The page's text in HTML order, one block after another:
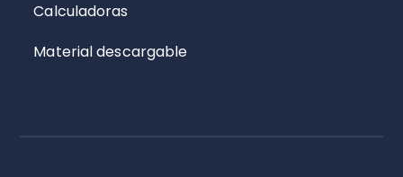
Calculadoras
Material descargable